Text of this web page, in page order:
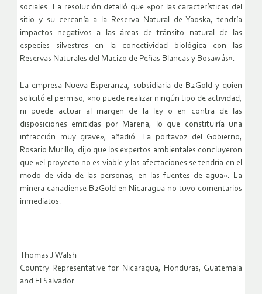
sociales. La resolución detalló que «por las características del
sitio y su cercanía a la Reserva Natural de Yaoska, tendría
impactos negativos a las áreas de tránsito natural de las
especies silvestres en la conectividad biológica con las
Reservas Naturales del Macizo de Peñas Blancas y Bosawás».
La empresa Nueva Esperanza, subsidiaria de B2Gold y quien
solicitó el permiso, «no puede realizar ningún tipo de actividad,
ni puede actuar al margen de la ley o en contra de las
disposiciones emitidas por Marena, lo que constituiría una
infracción muy grave», añadió. La portavoz del Gobierno,
Rosario Murillo, dijo que los expertos ambientales concluyeron
que «el proyecto no es viable y las afectaciones se tendría en el
modo de vida de las personas, en las fuentes de agua». La
minera canadiense B2Gold en Nicaragua no tuvo comentarios
inmediatos.
Thomas J Walsh
Country Representative for Nicaragua, Honduras, Guatemala
and El Salvador